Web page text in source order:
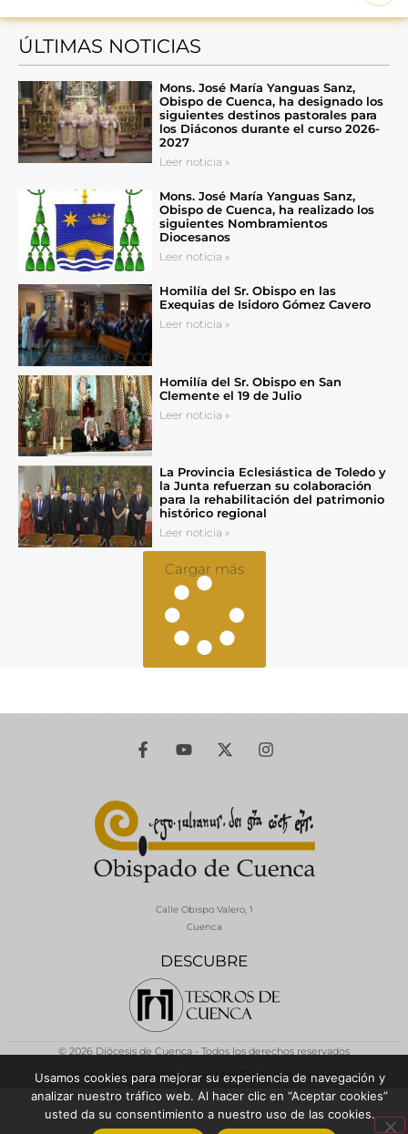
ÚLTIMAS NOTICIAS
Mons. José María Yanguas Sanz,
Obispo de Cuenca, ha designado los
siguientes destinos pastorales para
los Diáconos durante el curso 2026-
2027
Leer noticia »
Mons. José María Yanguas Sanz,
Obispo de Cuenca, ha realizado los
siguientes Nombramientos
Diocesanos
Leer noticia »
Homilía del Sr. Obispo en las
Exequias de Isidoro Gómez Cavero
Leer noticia »
Homilía del Sr. Obispo en San
Clemente el 19 de Julio
Leer noticia »
La Provincia Eclesiástica de Toledo y
la Junta refuerzan su colaboración
para la rehabilitación del patrimonio
histórico regional
Leer noticia »
Cargar más
DESCUBRE
Calle Obispo Valero, 1
Cuenca
© 2026 Diócesis de Cuenca - Todos los derechos reservados
Política de Privacidad / Aviso LegalPolítica de Cookies
Usamos cookies para mejorar su experiencia de navegación y
analizar nuestro tráfico web. Al hacer clic en “Aceptar cookies”
usted da su consentimiento a nuestro uso de las cookies.